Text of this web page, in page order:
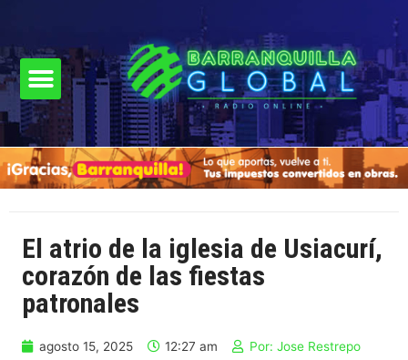
El atrio de la iglesia de Usiacurí,
corazón de las fiestas
patronales
agosto 15, 2025 12:27 am Por: Jose Restrepo